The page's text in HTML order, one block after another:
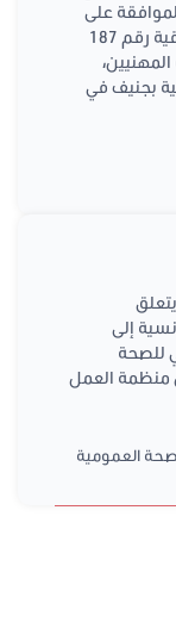
109 يتعلق بالموافقة على
انضمام الجمهورية التونسية إلى الاتفاقية رقم 187
بجنيف في
مشروع قانون أساسي عدد 2020/109 يتعلق
إلى
للصحة
منظمة العمل
العمومية